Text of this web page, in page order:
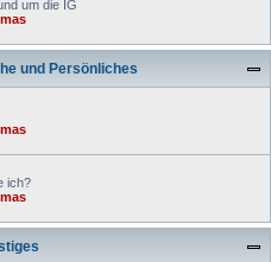
um die IG
und Persönliches
ich?